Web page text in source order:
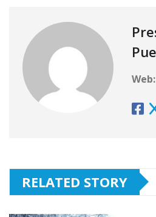
Web:
RELATED STORY